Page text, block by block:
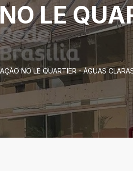
LE
NO LE QUARTIER - ÁGUAS